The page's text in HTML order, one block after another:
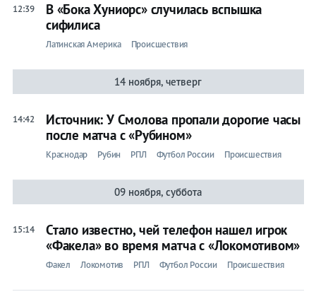
12:39
В «Бока Хуниорс» случилась вспышка
сифилиса
Латинская Америка Происшествия
14 ноября, четверг
14:42
Источник: У Смолова пропали дорогие часы
после матча с «Рубином»
Краснодар Рубин РПЛ Футбол России Происшествия
09 ноября, суббота
15:14
Стало известно, чей телефон нашел игрок
«Факела» во время матча с «Локомотивом»
Факел Локомотив РПЛ Футбол России Происшествия